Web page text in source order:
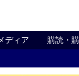
ディア 購読・